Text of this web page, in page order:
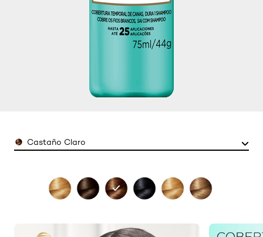
ColorCastaño Claro